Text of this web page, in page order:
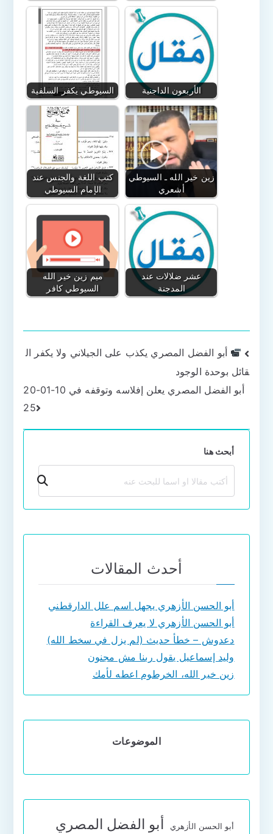
السيوطي يكفر السلفية الأربعون الداجنية
كتب اللغة والجنس عند
الإمام السيوطي
زين خير الله ـ السيوطي
أشعري
ميم زين خير الله
السيوطي كافر
عشر ضلالات عند
المدجنة
تصفّح
المقالات
أبو الفضل المصري يكذب على الجيلاني ولا يكفر ال
قائل بوحدة الوجود
أبو الفضل المصري يعلن إفلاسه وتوقفه في 10-01-20
25
أبحث هنا
بحث
أحدث المقالات
أبو الحسن الأزهري يجهل اسم علل الدارقطني
أبو الحسن الأزهري لا يعرف القراءة
دعدوش – خطأ حديث (لم يزل في سخط الله)
وليد إسماعيل يقول ربنا مش مجنون
زين خير الله، الخرطوم اعطه لأمك
الموضوعات
أبو الحسن الأزهري أبو الفضل المصري